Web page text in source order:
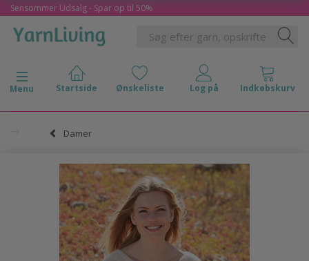
Sensommer Udsalg - Spar op til 50%
Skifte navigation
Menu
Damer